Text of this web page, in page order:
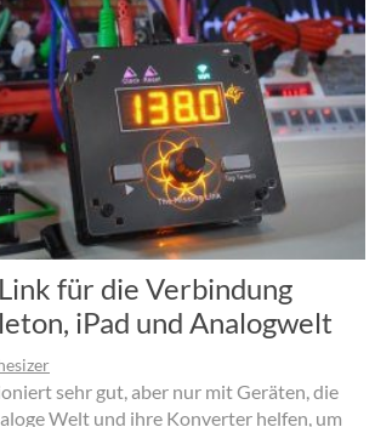
für die Verbindung
iPad und Analogwelt
sehr gut, aber nur mit Geräten, die
Welt und ihre Konverter helfen, um